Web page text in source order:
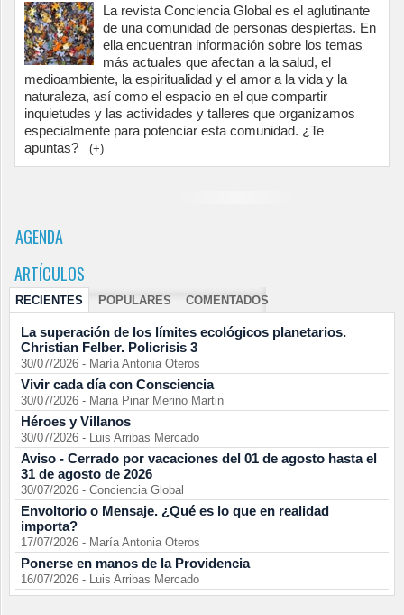
La revista Conciencia Global es el aglutinante
de una comunidad de personas despiertas. En
ella encuentran información sobre los temas
más actuales que afectan a la salud, el
medioambiente, la espiritualidad y el amor a la vida y la
naturaleza, así como el espacio en el que compartir
inquietudes y las actividades y talleres que organizamos
especialmente para potenciar esta comunidad. ¿Te
apuntas?
(+)
AGENDA
ARTÍCULOS
RECIENTES POPULARES COMENTADOS
La superación de los límites ecológicos planetarios.
Christian Felber. Policrisis 3
30/07/2026 - María Antonia Oteros
Vivir cada día con Consciencia
30/07/2026 - Maria Pinar Merino Martin
Héroes y Villanos
30/07/2026 - Luis Arribas Mercado
Aviso - Cerrado por vacaciones del 01 de agosto hasta el
31 de agosto de 2026
30/07/2026 - Conciencia Global
Envoltorio o Mensaje. ¿Qué es lo que en realidad
importa?
17/07/2026 - María Antonia Oteros
Ponerse en manos de la Providencia
16/07/2026 - Luis Arribas Mercado